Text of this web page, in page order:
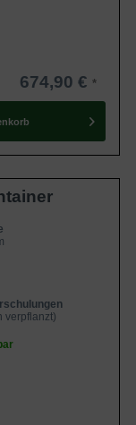
674,90 €
verpflanzt)